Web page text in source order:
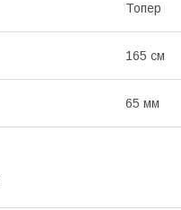
Топер
165 см
65 мм